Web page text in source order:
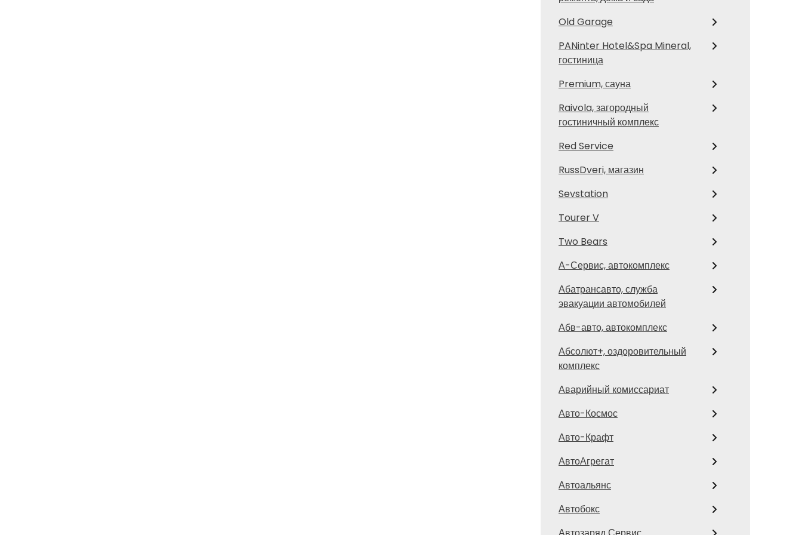
Old Garage
PANinter Hotel&Spa Mineral,
гостиница
Premium, сауна
Raivola, загородный
гостиничный комплекс
Red Service
RussDveri, магазин
Sevstation
Tourer V
Two Bears
А-Сервис, автокомплекс
Абатрансавто, служба
эвакуации автомобилей
Абв-авто, автокомплекс
Абсолют+, оздоровительный
комплекс
Аварийный комиссариат
Авто-Космос
Авто-Крафт
АвтоАгрегат
Автоальянс
Автобокс